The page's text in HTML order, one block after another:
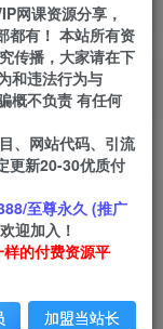
小时自动赚钱
轻松日入
网课资源分享，
都有！ 本站所有资
传播，大家请在下
和违法行为与
概不负责 有任何
、网站代码、引流
更新20-30优质付
至尊永久 (推广
迎加入！
的付费资源平
加盟当站长